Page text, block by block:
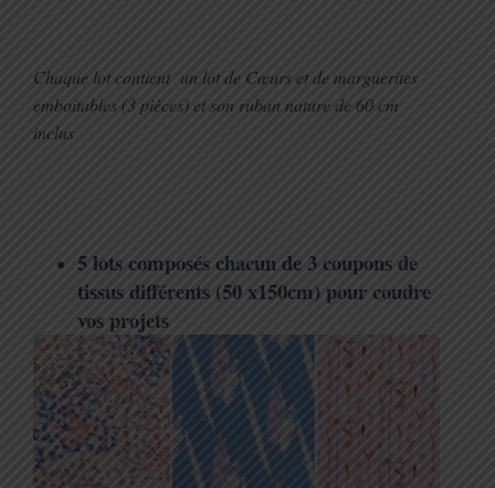
Chaque lot contient un lot de Cœurs et de marguerites
emboitables (3 pièces) et son ruban nature de 60 cm
inclus
5 lots composés chacun de 3 coupons de
tissus différents (50 x150cm) pour coudre
vos projets